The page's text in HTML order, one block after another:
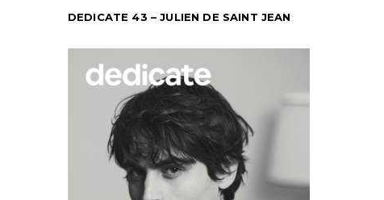
DEDICATE 43 – JULIEN DE SAINT JEAN